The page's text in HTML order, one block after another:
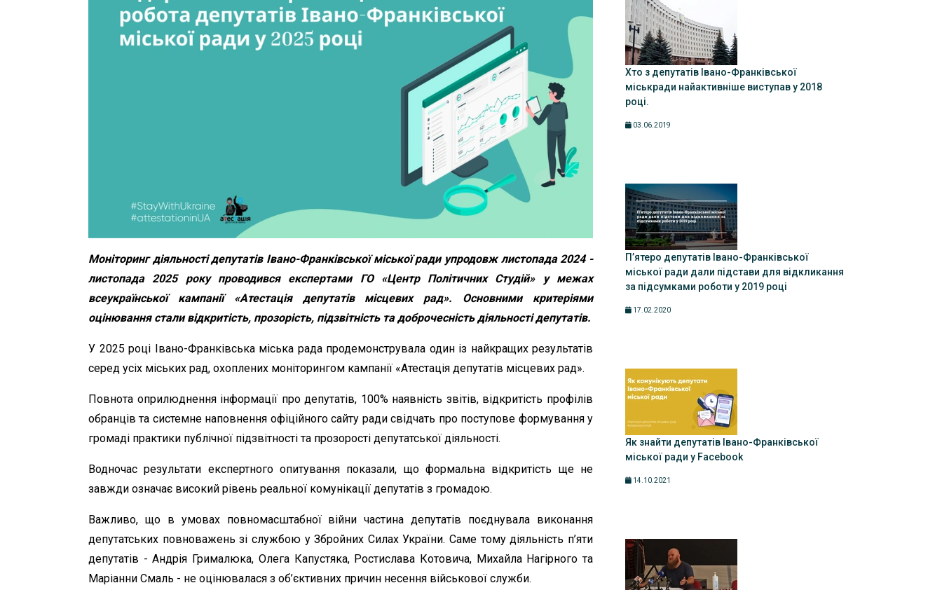
Моніторинг діяльності депутатів Івано-Франківської міської ради упродовж листопада 2024 -
листопада 2025 року проводився експертами ГО «Центр Політичних Студій» у межах
всеукраїнської кампанії «Атестація депутатів місцевих рад». Основними критеріями
оцінювання стали відкритість, прозорість, підзвітність та доброчесність діяльності депутатів.
У 2025 році Івано-Франківська міська рада продемонструвала один із найкращих результатів
серед усіх міських рад, охоплених моніторингом кампанії «Атестація депутатів місцевих рад».
Повнота оприлюднення інформації про депутатів, 100% наявність звітів, відкритість профілів
обранців та системне наповнення офіційного сайту ради свідчать про поступове формування у
громаді практики публічної підзвітності та прозорості депутатської діяльності.
Водночас результати експертного опитування показали, що формальна відкритість ще не
завжди означає високий рівень реальної комунікації депутатів з громадою.
Важливо, що в умовах повномасштабної війни частина депутатів поєднувала виконання
депутатських повноважень зі службою у Збройних Силах України. Саме тому діяльність п’яти
депутатів - Андрія Грималюка, Олега Капустяка, Ростислава Котовича, Михайла Нагірного та
Маріанни Смаль - не оцінювалася з об’єктивних причин несення військової служби.
Хто з депутатів Івано-Франківської
міськради найактивніше виступав у 2018
році.
03.06.2019
П’ятеро депутатів Івано-Франківської
міської ради дали підстави для відкликання
за підсумками роботи у 2019 році
17.02.2020
Як знайти депутатів Івано-Франківської
міської ради у Facebook
14.10.2021